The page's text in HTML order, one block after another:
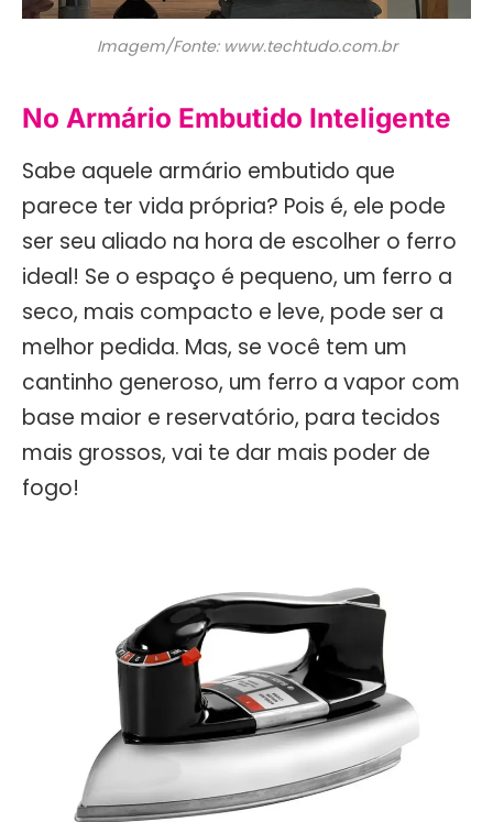
Imagem/Fonte: www.techtudo.com.br
No Armário Embutido Inteligente
Sabe aquele armário embutido que
parece ter vida própria? Pois é, ele pode
ser seu aliado na hora de escolher o ferro
ideal! Se o espaço é pequeno, um ferro a
seco, mais compacto e leve, pode ser a
melhor pedida. Mas, se você tem um
cantinho generoso, um ferro a vapor com
base maior e reservatório, para tecidos
mais grossos, vai te dar mais poder de
fogo!